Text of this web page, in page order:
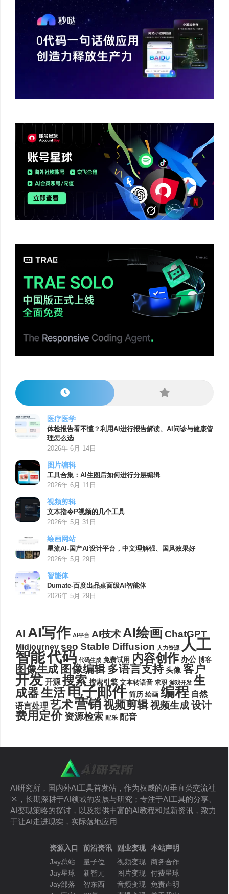
医疗医学
体检报告看不懂？利用AI进行报告解读、AI问诊与健康管
理怎么选
2026年 6月 14日
图片编辑
工具合集：AI生图后如何进行分层编辑
2026年 6月 11日
视频剪辑
文本指令P视频的几个工具
2026年 5月 31日
绘画网站
星流AI-国产AI设计平台，中文理解强、国风效果好
2026年 5月 29日
智能体
Dumate-百度出品桌面级AI智能体
2026年 5月 29日
AI AI写作 AI平台 AI技术AI绘画ChatGPT
Midjourney seo Stable Diffusion 人力资源 人工
智能代码 代码生成 免费试用 内容创作 办公 博客
图像生成 图像编辑 多语言支持 头像 客户
开发 开源 搜索 搜索引擎 文本转语音 求职 游戏开发 生
成器生活电子邮件 简历 绘画 编程 自然
语言处理 艺术营销视频剪辑视频生成设计
费用定价 资源检索 配乐 配音
AI研究所，国内外AI工具首发站，作为权威的AI垂直类交流社
区，长期深耕于AI领域的发展与研究；专注于AI工具的分享、
AI变现策略的探讨，以及提供丰富的AI教程和最新资讯，致力
于让AI走进现实，实际落地应用
资源入口
Jay总站
Jay星球
Jay部落
前沿资讯
量子位
新智元
智东西
副业变现
视频变现
图片变现
音频变现
本站声明
商务合作
付费星球
免责声明